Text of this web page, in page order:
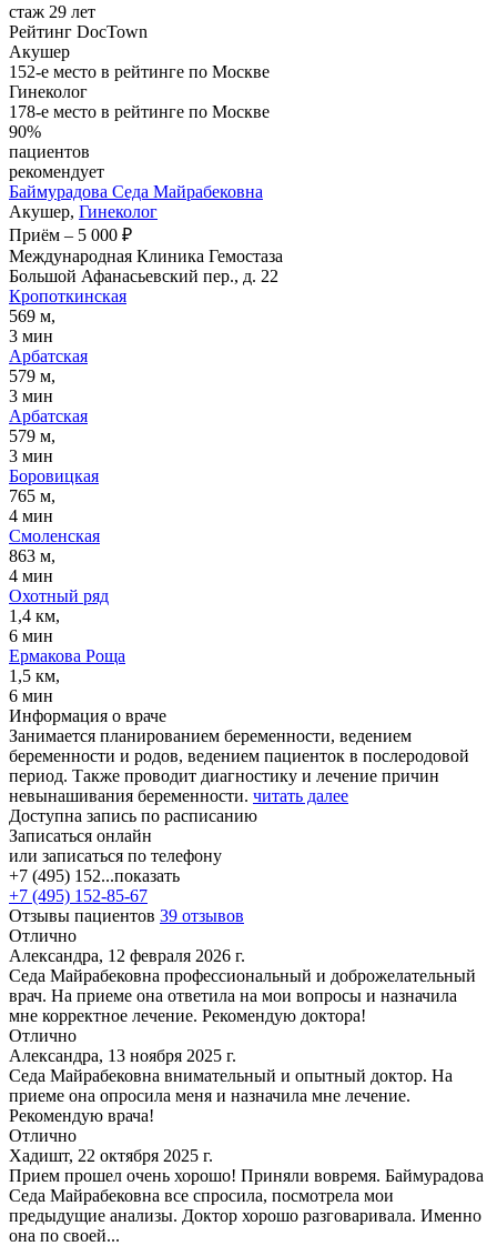
стаж 29 лет
Рейтинг DocTown
Акушер
152-е место в рейтинге по Москве
Гинеколог
178-е место в рейтинге по Москве
90%
пациентов
рекомендует
Баймурадова Седа Майрабековна
Акушер, Гинеколог
Приём – 5 000 ₽
Международная Клиника Гемостаза
Большой Афанасьевский пер., д. 22
Кропоткинская
569 м,
3 мин
Арбатская
579 м,
3 мин
Арбатская
579 м,
3 мин
Боровицкая
765 м,
4 мин
Смоленская
863 м,
4 мин
Охотный ряд
1,4 км,
6 мин
Ермакова Роща
1,5 км,
6 мин
Информация о враче
Занимается планированием беременности, ведением
беременности и родов, ведением пациенток в послеродовой
период. Также проводит диагностику и лечение причин
невынашивания беременности. читать далее
Доступна запись по расписанию
Записаться онлайн
или записаться по телефону
+7 (495) 152...показать
+7 (495) 152-85-67
Отзывы пациентов 39 отзывов
Отлично
Александра, 12 февраля 2026 г.
Седа Майрабековна профессиональный и доброжелательный
врач. На приеме она ответила на мои вопросы и назначила
мне корректное лечение. Рекомендую доктора!
Отлично
Александра, 13 ноября 2025 г.
Седа Майрабековна внимательный и опытный доктор. На
приеме она опросила меня и назначила мне лечение.
Рекомендую врача!
Отлично
Хадишт, 22 октября 2025 г.
Прием прошел очень хорошо! Приняли вовремя. Баймурадова
Седа Майрабековна все спросила, посмотрела мои
предыдущие анализы. Доктор хорошо разговаривала. Именно
она по своей...